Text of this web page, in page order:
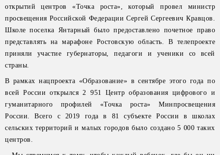
открытий центров «Точка роста», который провел министр
просвещения Российской Федерации Сергей Сергеевич Кравцов.
Школе поселка Янтарный было предоставлено почетное право
представлять на марафоне Ростовскую область. В телепроекте
приняли участие губернаторы, педагоги и ученики со всей
страны.
В рамках нацпроекта «Образование» в сентябре этого года по
всей России открылся 2 951 Центр образования цифрового и
гуманитарного профилей «Точка роста» Минпросвещения
России. Всего с 2019 года в 81 субъекте России в школах
сельских территорий и малых городов было создано 5 000 таких
центров.